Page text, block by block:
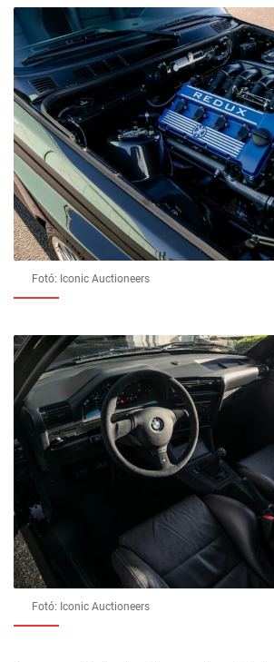
Fotó: Iconic Auctioneers
Fotó: Iconic Auctioneers